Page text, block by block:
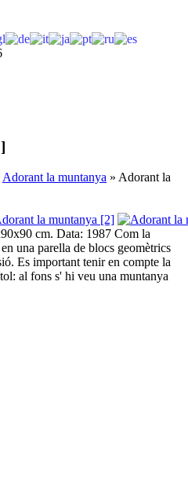
Adorant la muntanya » Adorant la
cm. Data: 1987 Com la
una parella de blocs geomètrics
Es important tenir en compte la
al fons s' hi veu una muntanya